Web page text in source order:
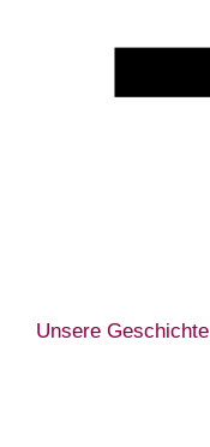
Unsere Geschichte